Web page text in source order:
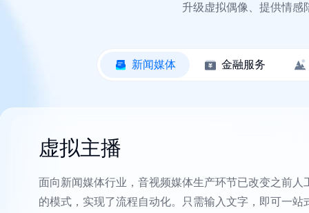
升级虚拟偶像、提供情感
新闻媒体 金融服务
虚拟主播
面向新闻媒体行业，音视频媒体生产环节已改变之前人
的模式，实现了流程自动化。只需输入文字，即可一站